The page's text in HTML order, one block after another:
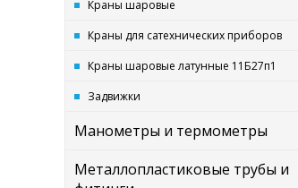
Краны шаровые
Краны для сатехнических приборов
Краны шаровые латунные 11Б27п1
Задвижки
Манометры и термометры
Металлопластиковые трубы и